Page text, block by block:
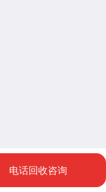
电话回收咨询